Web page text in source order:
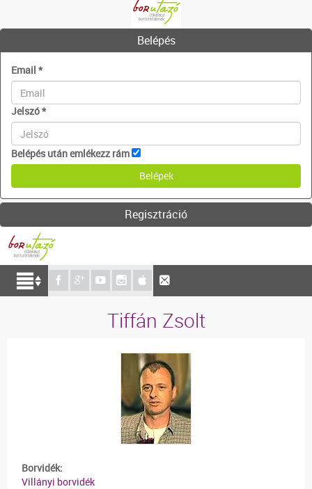
Belépés
Email *
Jelszó*
Belépés után emlékezz rám
Regisztráció
Tiffán Zsolt
Borvidék:
Villányi borvidék